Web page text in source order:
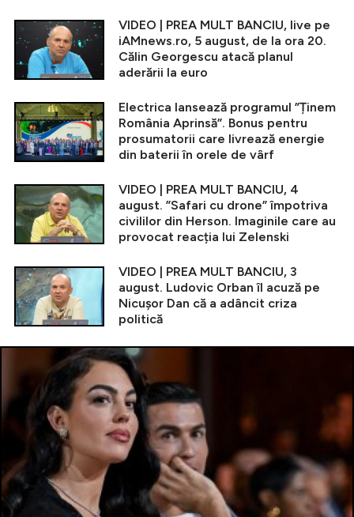
VIDEO | PREA MULT BANCIU, live pe
iAMnews.ro, 5 august, de la ora 20.
Călin Georgescu atacă planul
aderării la euro
Electrica lansează programul ”Ținem
România Aprinsă”. Bonus pentru
prosumatorii care livrează energie
din baterii în orele de vârf
VIDEO | PREA MULT BANCIU, 4
august. ”Safari cu drone” împotriva
civililor din Herson. Imaginile care au
provocat reacția lui Zelenski
VIDEO | PREA MULT BANCIU, 3
august. Ludovic Orban îl acuză pe
Nicușor Dan că a adâncit criza
politică